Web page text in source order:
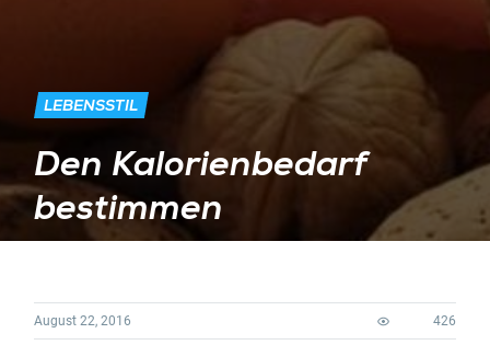
LEBENSSTIL
Den Kalorienbedarf
bestimmen
August 22, 2016 426